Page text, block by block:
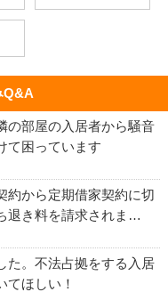
Q&A
の部屋の入居者から騒音
て困っています
約から定期借家契約に切
退き料を請求されま…
た。不法占拠をする入居
てほしい！